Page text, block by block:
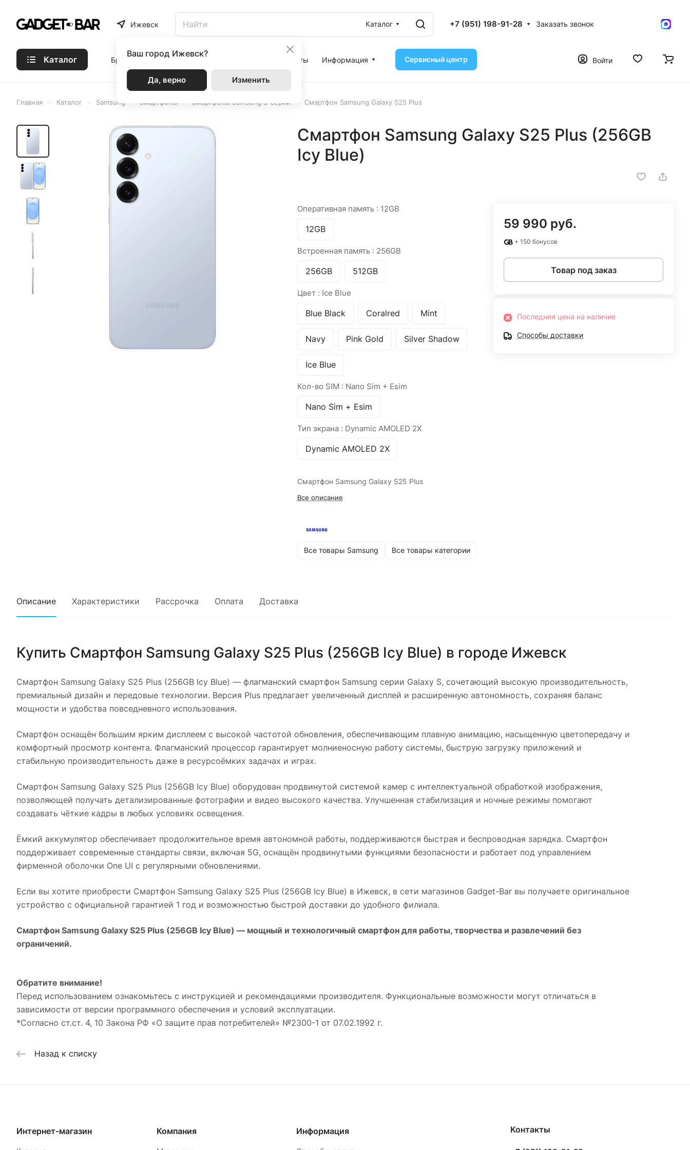
Ижевск
Ваш город Ижевск?
Да, верно Изменить
Каталог +7 (951) 198-91-28 Заказать звонок
Каталог Бренды Статьи Акции Контакты Информация Сервисный центр Войти
Главная Каталог Samsung Смартфоны Смартфоны Samsung S-серии – Смартфон Samsung Galaxy S25 Plus
Смартфон Samsung Galaxy S25 Plus (256GB
Icy Blue)
Оперативная память : 12GB
12GB
Встроенная память : 256GB
256GB 512GB
Цвет : Ice Blue
Blue Black Coralred Mint
Navy Pink Gold Silver Shadow
Ice Blue
Кол-во SIM : Nano Sim + Esim
Nano Sim + Esim
Тип экрана : Dynamic AMOLED 2X
Dynamic AMOLED 2X
Смартфон Samsung Galaxy S25 Plus
Все описание
Все товары Samsung Все товары категории
59 990 руб.
+ 150 бонусов
Товар под заказ
Последняя цена на наличие
Способы доставки
Описание Характеристики Рассрочка Оплата Доставка
Купить Смартфон Samsung Galaxy S25 Plus (256GB Icy Blue) в городе Ижевск
Смартфон Samsung Galaxy S25 Plus (256GB Icy Blue) — флагманский смартфон Samsung серии Galaxy S, сочетающий высокую производительность,
премиальный дизайн и передовые технологии. Версия Plus предлагает увеличенный дисплей и расширенную автономность, сохраняя баланс
мощности и удобства повседневного использования.
Смартфон оснащён большим ярким дисплеем с высокой частотой обновления, обеспечивающим плавную анимацию, насыщенную цветопередачу и
комфортный просмотр контента. Флагманский процессор гарантирует молниеносную работу системы, быструю загрузку приложений и
стабильную производительность даже в ресурсоёмких задачах и играх.
Смартфон Samsung Galaxy S25 Plus (256GB Icy Blue) оборудован продвинутой системой камер с интеллектуальной обработкой изображения,
позволяющей получать детализированные фотографии и видео высокого качества. Улучшенная стабилизация и ночные режимы помогают
создавать чёткие кадры в любых условиях освещения.
Ёмкий аккумулятор обеспечивает продолжительное время автономной работы, поддерживаются быстрая и беспроводная зарядка. Смартфон
поддерживает современные стандарты связи, включая 5G, оснащён продвинутыми функциями безопасности и работает под управлением
фирменной оболочки One UI с регулярными обновлениями.
Если вы хотите приобрести Смартфон Samsung Galaxy S25 Plus (256GB Icy Blue) в Ижевск, в сети магазинов Gadget-Bar вы получаете оригинальное
устройство с официальной гарантией 1 год и возможностью быстрой доставки до удобного филиала.
Смартфон Samsung Galaxy S25 Plus (256GB Icy Blue) — мощный и технологичный смартфон для работы, творчества и развлечений без
ограничений.
Обратите внимание!
Перед использованием ознакомьтесь с инструкцией и рекомендациями производителя. Функциональные возможности могут отличаться в
зависимости от версии программного обеспечения и условий эксплуатации.
*Согласно ст.ст. 4, 10 Закона РФ «О защите прав потребителей» №2300-1 от 07.02.1992 г.
Назад к списку
Интернет-магазин Компания Информация Контакты